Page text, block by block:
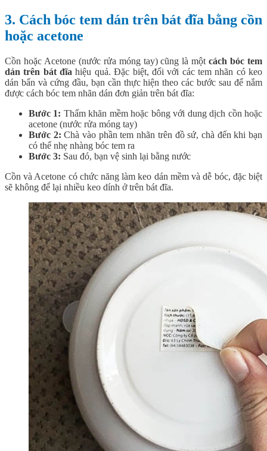
3. Cách bóc tem dán trên bát đĩa bằng cồn
hoặc acetone
Cồn hoặc Acetone (nước rửa móng tay) cũng là một cách bóc tem
dán trên bát đĩa hiệu quả. Đặc biệt, đối với các tem nhãn có keo
dán bẩn và cứng đầu, bạn cần thực hiện theo các bước sau để nắm
được cách bóc tem nhãn dán đơn giản trên bát đĩa:
Bước 1: Thấm khăn mềm hoặc bông với dung dịch cồn hoặc
acetone (nước rửa móng tay)
Bước 2:Chà vào phần tem nhãn trên đồ sứ, chà đến khi bạn
có thể nhẹ nhàng bóc tem ra
Bước 3: Sau đó, bạn vệ sinh lại bằng nước
Cồn và Acetone có chức năng làm keo dán mềm và dễ bóc, đặc biệt
sẽ không để lại nhiều keo dính ở trên bát đĩa.